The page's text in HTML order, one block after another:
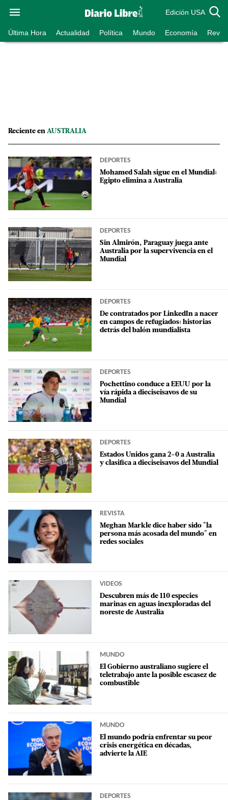
Edición USA
Última Hora Actualidad Política Mundo Economía
Reciente en AUSTRALIA
DEPORTES
Mohamed Salah sigue en el Mundial:
Egipto elimina a Australia
DEPORTES
Sin Almirón, Paraguay juega ante
Australia por la supervivencia en el
Mundial
DEPORTES
De contratados por LinkedIn a nacer
en campos de refugiados: historias
detrás del balón mundialista
DEPORTES
Pochettino conduce a EEUU por la
vía rápida a dieciseisavos de su
Mundial
DEPORTES
Estados Unidos gana 2-0 a Australia
y clasifica a dieciseisavos del Mundial
REVISTA
Meghan Markle dice haber sido "la
persona más acosada del mundo" en
redes sociales
VIDEOS
Descubren más de 110 especies
marinas en aguas inexploradas del
noreste de Australia
MUNDO
El Gobierno australiano sugiere el
teletrabajo ante la posible escasez de
combustible
MUNDO
El mundo podría enfrentar su peor
crisis energética en décadas,
advierte la AIE
DEPORTES